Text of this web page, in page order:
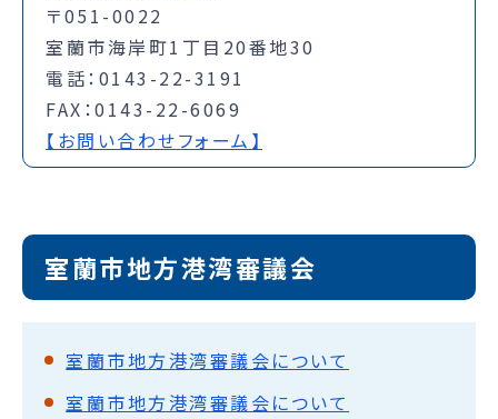
〒051-0022
室蘭市海岸町1丁目20番地30
電話：0143-22-3191
FAX：0143-22-6069
【お問い合わせフォーム】
室蘭市地方港湾審議会
室蘭市地方港湾審議会について
室蘭市地方港湾審議会について